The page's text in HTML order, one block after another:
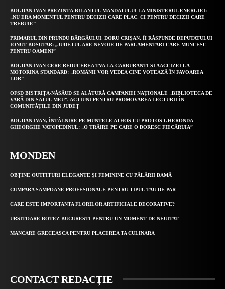
BOGDAN IVAN PREZINTĂ BILANȚUL MANDATULUI LA MINISTERUL ENERGIEI:
„NU ERA MOMENTUL PENTRU DECIZII CARE PLAC, CI PENTRU DECIZII CARE
TREBUIE”
PRIMARUL DIN PRUNDU BÂRGĂULUI, DORU CRIȘAN, ÎI RĂSPUNDE DEPUTATULUI
IONUȚ BOȘUTAR: „JUDEȚUL ARE NEVOIE DE PARLAMENTARI CARE MUNCESC
PENTRU OAMENI”
BOGDAN IVAN CERE REDUCEREA TVA LA CARBURANȚI ȘI AACCIZEI LA
MOTORINA STANDARD: „ROMÂNII VOR VEDEA CINE VOTEAZĂ ÎN FAVOAREA
LOR”
OFSD BISTRIȚA-NĂSĂUD SE ALĂTURĂ CAMPANIEI NAȚIONALE „BIBLIOTECA DE
VARĂ DIN SATUL MEU”. ACȚIUNI PENTRU PROMOVAREA LECTURII ÎN
COMUNITĂȚILE DIN JUDEȚ
BOGDAN IVAN, ÎNTÂLNIRE PE MUNTELE ATHOS CU PROTOS GHERONDA
GHEORGHE VATOPEDINUL: „O TRĂIRE PE CARE O DORESC FIECĂRUIA”
MONDEN
OBȚINE OUTFITURI ELEGANTE ȘI FEMININE CU PĂLĂRII DAMĂ
CUMPARA SAMPOANE PROFESIONALE PENTRU TIPUL TAU DE PAR
CARE ESTE IMPORTANTA FLORILOR ARTIFICIALE DECORATIVE?
URSITOARE BOTEZ BUCURESTI PENTRU UN MOMENT DE NEUITAT
MANCARE GRECEASCA PENTRU PLACEREA TA CULINARA
CONTACT REDACȚIE